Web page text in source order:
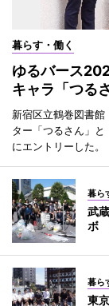
暮らす・働く
ゆるバース
キャラ「つる
新宿区立鶴巻図書
ター「つるさん」と
にエントリーした。
暮ら
武
ボ
暮ら
東